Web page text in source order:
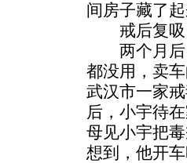
间房子藏了起
戒后复吸
两个月后，
都没用，卖
武汉市一家
后，小宇待
母见小宇把
想到，他开